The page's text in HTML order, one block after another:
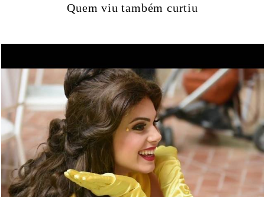
Quem viu também curtiu
2107 0